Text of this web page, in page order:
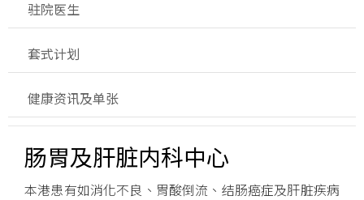
驻院医生
套式计划
健康资讯及单张
肠胃及肝脏内科中心
本港患有如消化不良、胃酸倒流、结肠癌症及肝脏疾病